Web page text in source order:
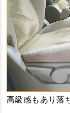
高級感もあり落